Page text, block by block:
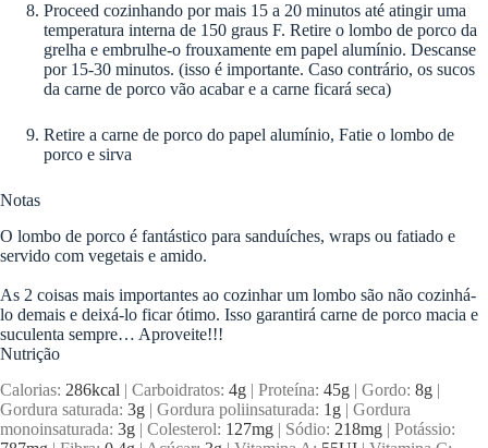
Proceed cozinhando por mais 15 a 20 minutos até atingir uma
temperatura interna de 150 graus F. Retire o lombo de porco da
grelha e embrulhe-o frouxamente em papel alumínio. Descanse
por 15-30 minutos. (isso é importante. Caso contrário, os sucos
da carne de porco vão acabar e a carne ficará seca)
Retire a carne de porco do papel alumínio, Fatie o lombo de
porco e sirva
Notas
O lombo de porco é fantástico para sanduíches, wraps ou fatiado e
servido com vegetais e amido.
As 2 coisas mais importantes ao cozinhar um lombo são não cozinhá-
lo demais e deixá-lo ficar ótimo. Isso garantirá carne de porco macia e
suculenta sempre… Aproveite!!!
Nutrição
Calorias: 286kcal | Carboidratos: 4g | Proteína: 45g | Gordo: 8g |
Gordura saturada: 3g | Gordura poliinsaturada: 1 g | Gordura
monoinsaturada: 3g | Colesterol: 127mg | Sódio: 218mg | Potássio: